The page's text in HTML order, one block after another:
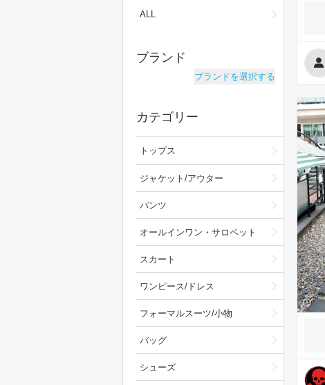
ALL
ブランド
ブランドを選択する
カテゴリー
トップス
ジャケット/アウター
パンツ
オールインワン・サロペット
スカート
ワンピース/ドレス
フォーマルスーツ/小物
バッグ
シューズ